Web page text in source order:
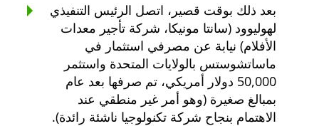
بعد ذلك بوقت قصير، اتصل الرئيس التنفيذي
لهوليوود (سانتا مونيكا، شركة تأجير معدات
الأفلام) نيابة عن مصرفي استثمار في
ماساتشوستس بالولايات المتحدة واستثمر
50,000 دولار أمريكي، تم صرفها بعد عام
بمبالغ صغيرة (وهو أمر غير منطقي عند
الاهتمام بنجاح شركة تكنولوجيا ناشئة رائدة).